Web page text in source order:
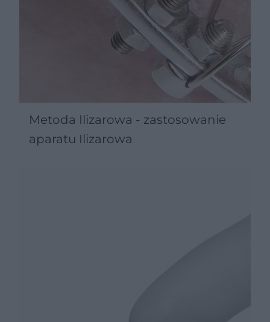
Metoda Ilizarowa - zastosowanie
aparatu Ilizarowa